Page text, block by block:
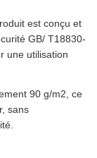
est conçu et
GB/ T18830-
une utilisation
90 g/m2, ce
sans